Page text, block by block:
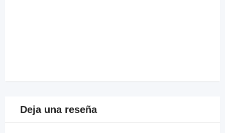
Deja una reseña